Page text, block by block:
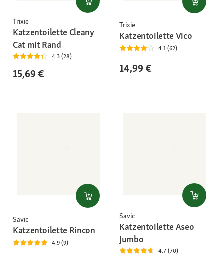
Trixie
Katzentoilette Cleany
Cat mit Rand
4.3 (28)
15,69 €
Trixie
Katzentoilette Vico
4.1 (62)
14,99 €
Savic
Katzentoilette Rincon
4.9 (9)
Savic
Katzentoilette Aseo
Jumbo
4.7 (70)